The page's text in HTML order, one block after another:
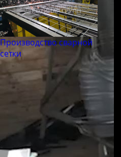
Полоса горячекатаная 200х5
Производство сварной
сетки